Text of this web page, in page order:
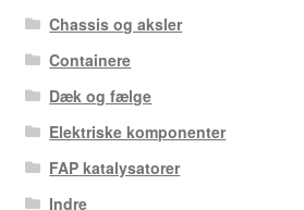
Chassis og aksler
Containere
Dæk og fælge
Elektriske komponenter
FAP katalysatorer
Indre